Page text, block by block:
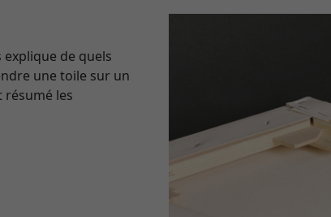
de quels
une toile sur un
résumé les